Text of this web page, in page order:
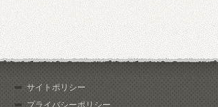
サイトポリシー
プライバシーポリシー